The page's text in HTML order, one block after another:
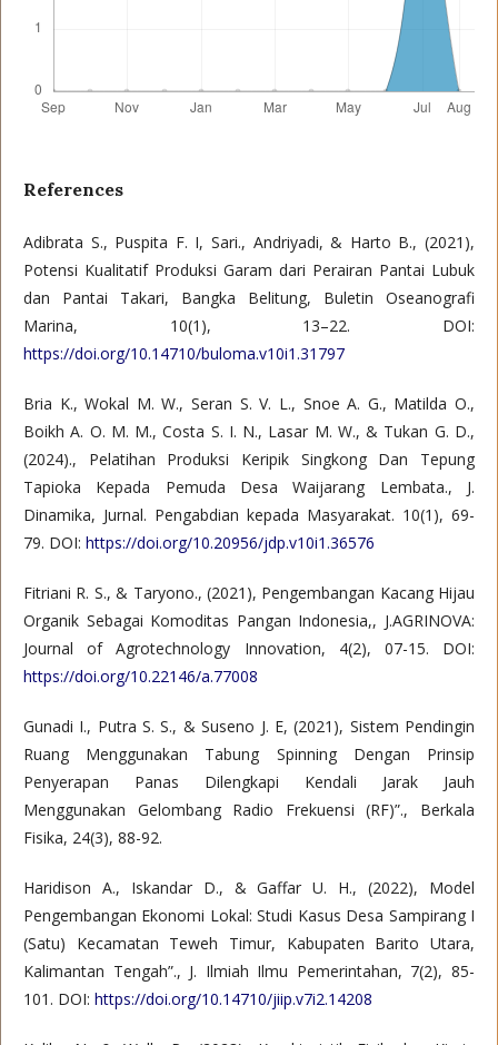
References
Adibrata S., Puspita F. I, Sari., Andriyadi, & Harto B., (2021),
Potensi Kualitatif Produksi Garam dari Perairan Pantai Lubuk
dan Pantai Takari, Bangka Belitung, Buletin Oseanografi
Marina, 10(1), 13–22. DOI:
https://doi.org/10.14710/buloma.v10i1.31797
Bria K., Wokal M. W., Seran S. V. L., Snoe A. G., Matilda O.,
Boikh A. O. M. M., Costa S. I. N., Lasar M. W., & Tukan G. D.,
(2024)., Pelatihan Produksi Keripik Singkong Dan Tepung
Tapioka Kepada Pemuda Desa Waijarang Lembata., J.
Dinamika, Jurnal. Pengabdian kepada Masyarakat. 10(1), 69-
79. DOI: https://doi.org/10.20956/jdp.v10i1.36576
Fitriani R. S., & Taryono., (2021), Pengembangan Kacang Hijau
Organik Sebagai Komoditas Pangan Indonesia,, J.AGRINOVA:
Journal of Agrotechnology Innovation, 4(2), 07-15. DOI:
https://doi.org/10.22146/a.77008
Gunadi I., Putra S. S., & Suseno J. E, (2021), Sistem Pendingin
Ruang Menggunakan Tabung Spinning Dengan Prinsip
Penyerapan Panas Dilengkapi Kendali Jarak Jauh
Menggunakan Gelombang Radio Frekuensi (RF)”., Berkala
Fisika, 24(3), 88-92.
Haridison A., Iskandar D., & Gaffar U. H., (2022), Model
Pengembangan Ekonomi Lokal: Studi Kasus Desa Sampirang I
(Satu) Kecamatan Teweh Timur, Kabupaten Barito Utara,
Kalimantan Tengah”., J. Ilmiah Ilmu Pemerintahan, 7(2), 85-
101. DOI: https://doi.org/10.14710/jiip.v7i2.14208